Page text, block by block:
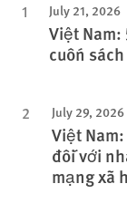
July 21, 2026
Việt
cuốn
July 29, 2026
Việt
đối với
mạng xã